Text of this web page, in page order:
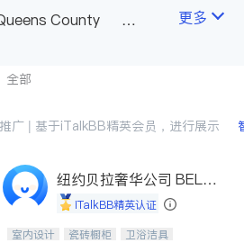
房地产租售
教育
非盈利组织
地板建材
County
County & Orange
更多
全部
推广 | 基于iTalkBB精英会员，进行展示
纽约贝拉奢华公司 BELL
A LUXE
iTalkBB精英认证
设计、制造、安装一体化，打造高端定
室内设计 瓷砖橱柜
卫浴洁具